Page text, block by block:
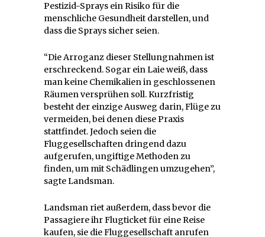
Pestizid-Sprays ein Risiko für die
menschliche Gesundheit darstellen, und
dass die Sprays sicher seien.
“Die Arroganz dieser Stellungnahmen ist
erschreckend. Sogar ein Laie weiß, dass
man keine Chemikalien in geschlossenen
Räumen versprühen soll. Kurzfristig
besteht der einzige Ausweg darin, Flüge zu
vermeiden, bei denen diese Praxis
stattfindet. Jedoch seien die
Fluggesellschaften dringend dazu
aufgerufen, ungiftige Methoden zu
finden, um mit Schädlingen umzugehen”,
sagte Landsman.
Landsman riet außerdem, dass bevor die
Passagiere ihr Flugticket für eine Reise
kaufen, sie die Fluggesellschaft anrufen